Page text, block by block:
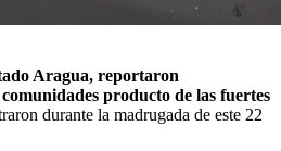
Aragua, reportaron
producto de las fuertes
durante la madrugada de este 22